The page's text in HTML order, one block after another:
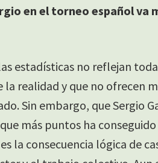
en el torneo español va
estadísticas no reflejan
la realidad y que no ofrecen
Sin embargo, que Sergio
más puntos ha
la consecuencia lógica de